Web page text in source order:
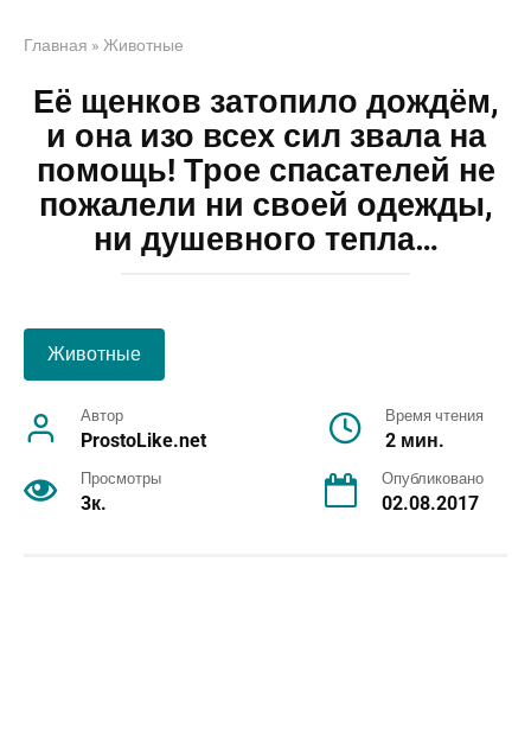
Главная » Животные
Её щенков затопило дождём,
и она изо всех сил звала на
помощь! Трое спасателей не
пожалели ни своей одежды,
ни душевного тепла…
Животные
Автор
ProstoLike.net
Время чтения
2 мин.
Просмотры
3к.
Опубликовано
02.08.2017